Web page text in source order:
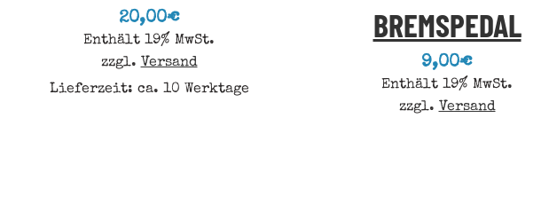
20,00€
Enthält 19% MwSt.
zzgl. Versand
Lieferzeit: ca. 10 Werktage
BREMSPEDAL
9,00€
Enthält 19% MwSt.
zzgl. Versand